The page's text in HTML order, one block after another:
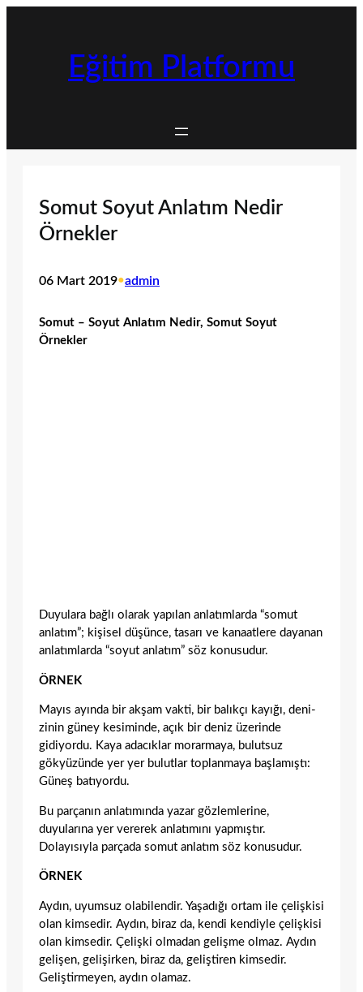
Eğitim Platformu
Somut Soyut Anlatım Nedir
Örnekler
06 Mart 2019•admin
Somut – Soyut Anlatım Nedir, Somut Soyut
Örnekler
Duyulara bağlı olarak yapılan anlatımlarda “somut
anlatım”; kişisel düşünce, tasarı ve kanaatlere dayanan
anlatımlarda “soyut anlatım” söz konusudur.
ÖRNEK
Mayıs ayında bir akşam vakti, bir balıkçı kayığı, deni­
zinin güney kesiminde, açık bir deniz üzerinde
gidiyordu. Kaya adacıklar morarmaya, bulutsuz
gökyüzünde yer yer bulutlar toplanmaya başlamıştı:
Güneş batıyordu.
Bu parçanın anlatımında yazar gözlemlerine,
duyularına yer vererek anlatımını yapmıştır.
Dolayısıyla parçada somut anlatım söz konusudur.
ÖRNEK
Aydın, uyumsuz olabilendir. Yaşadığı ortam ile çelişkisi
olan kimsedir. Aydın, biraz da, kendi kendiyle çelişkisi
olan kimsedir. Çelişki olmadan gelişme olmaz. Aydın
gelişen, gelişirken, biraz da, geliştiren kimsedir.
Geliştirmeyen, aydın olamaz.